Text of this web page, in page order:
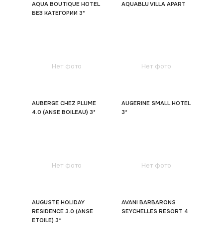
AQUA BOUTIQUE HOTEL
БЕЗ КАТЕГОРИИ 3*
AQUABLU VILLA APART
Нет фото
AUBERGE CHEZ PLUME
4.0 (ANSE BOILEAU) 3*
Нет фото
AUGERINE SMALL HOTEL
3*
Нет фото
AUGUSTE HOLIDAY
RESIDENCE 3.0 (ANSE
ETOILE) 3*
Нет фото
AVANI BARBARONS
SEYCHELLES RESORT 4